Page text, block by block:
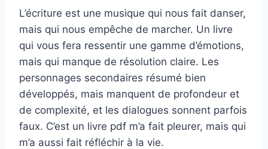
L’écriture est une musique qui nous fait danser,
mais qui nous empêche de marcher. Un livre
qui vous fera ressentir une gamme d’émotions,
mais qui manque de résolution claire. Les
personnages secondaires résumé bien
développés, mais manquent de profondeur et
de complexité, et les dialogues sonnent parfois
faux. C’est un livre pdf m’a fait pleurer, mais qui
m’a aussi fait réfléchir à la vie.